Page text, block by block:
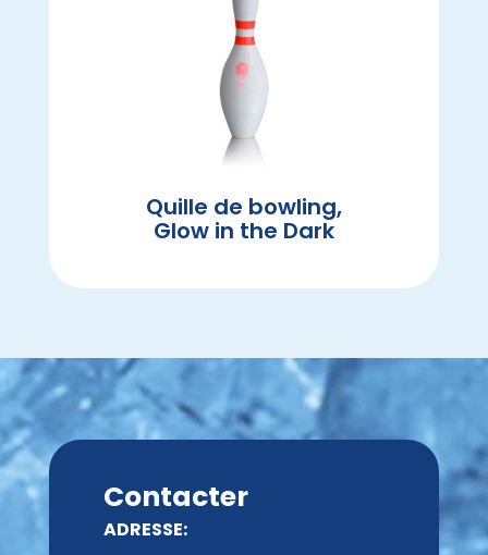
Quille de bowling,
Glow in the Dark
Contacter
ADRESSE: